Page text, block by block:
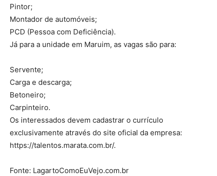
Pintor;
Montador de automóveis;
PCD (Pessoa com Deficiência).
Já para a unidade em Maruim, as vagas são para:
Servente;
Carga e descarga;
Betoneiro;
Carpinteiro.
Os interessados devem cadastrar o currículo
exclusivamente através do site oficial da empresa:
https://talentos.marata.com.br/.
Fonte: LagartoComoEuVejo.com.br